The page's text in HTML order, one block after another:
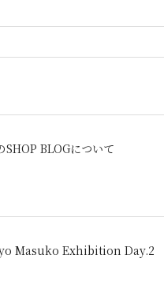
SHOP BLOGについて
Masuko Exhibition Day.2